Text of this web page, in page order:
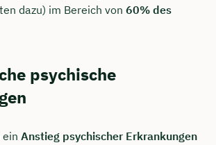
dazu) im Bereich von 60% des
psychische
ein Anstieg psychischer Erkrankungen